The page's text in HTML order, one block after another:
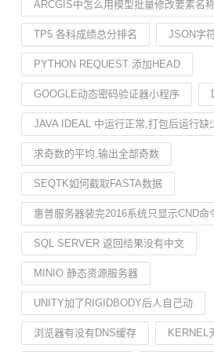
ARCGIS中怎么用模型批量修改要素名
TP5 各科成绩总分排名 JSON字
PYTHON REQUEST 添加HEAD
GOOGLE动态密码验证器小程序
JAVA IDEAL 中运行正常,打包后运行缺
求奇数的平均,输出全部奇数
SEQTK如何截取FASTA数据
惠普服务器装完2016系统只显示CND命
SQL SERVER 返回结果没有中文
MINIO 静态资源服务器
UNITY加了RIGIDBODY后人自己动
浏览器有没有DNS缓存 KERNEL